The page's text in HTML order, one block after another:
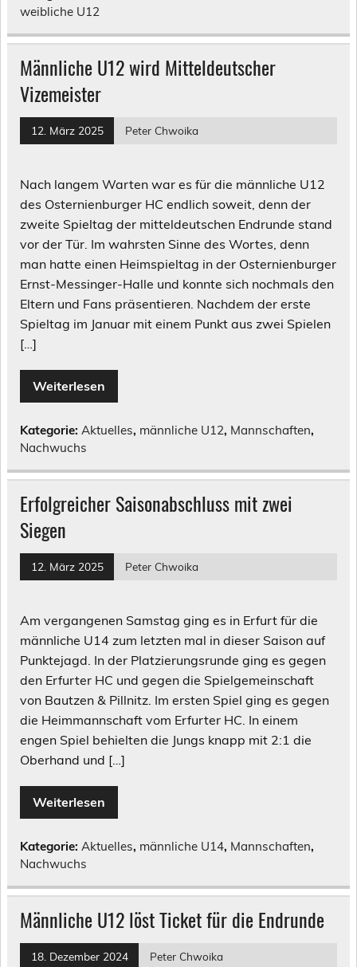
weibliche U12
Männliche U12 wird Mitteldeutscher
Vizemeister
12. März 2025 Peter Chwoika
Nach langem Warten war es für die männliche U12
des Osternienburger HC endlich soweit, denn der
zweite Spieltag der mitteldeutschen Endrunde stand
vor der Tür. Im wahrsten Sinne des Wortes, denn
man hatte einen Heimspieltag in der Osternienburger
Ernst-Messinger-Halle und konnte sich nochmals den
Eltern und Fans präsentieren. Nachdem der erste
Spieltag im Januar mit einem Punkt aus zwei Spielen
[…]
Weiterlesen
Kategorie: Aktuelles, männliche U12, Mannschaften,
Nachwuchs
Erfolgreicher Saisonabschluss mit zwei
Siegen
12. März 2025 Peter Chwoika
Am vergangenen Samstag ging es in Erfurt für die
männliche U14 zum letzten mal in dieser Saison auf
Punktejagd. In der Platzierungsrunde ging es gegen
den Erfurter HC und gegen die Spielgemeinschaft
von Bautzen & Pillnitz. Im ersten Spiel ging es gegen
die Heimmannschaft vom Erfurter HC. In einem
engen Spiel behielten die Jungs knapp mit 2:1 die
Oberhand und […]
Weiterlesen
Kategorie: Aktuelles, männliche U14, Mannschaften,
Nachwuchs
Männliche U12 löst Ticket für die Endrunde
18. Dezember 2024 Peter Chwoika